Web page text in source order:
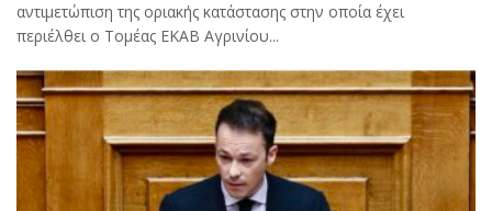
αντιμετώπιση της οριακής κατάστασης στην οποία έχει
περιέλθει ο Τομέας ΕΚΑΒ Αγρινίου...